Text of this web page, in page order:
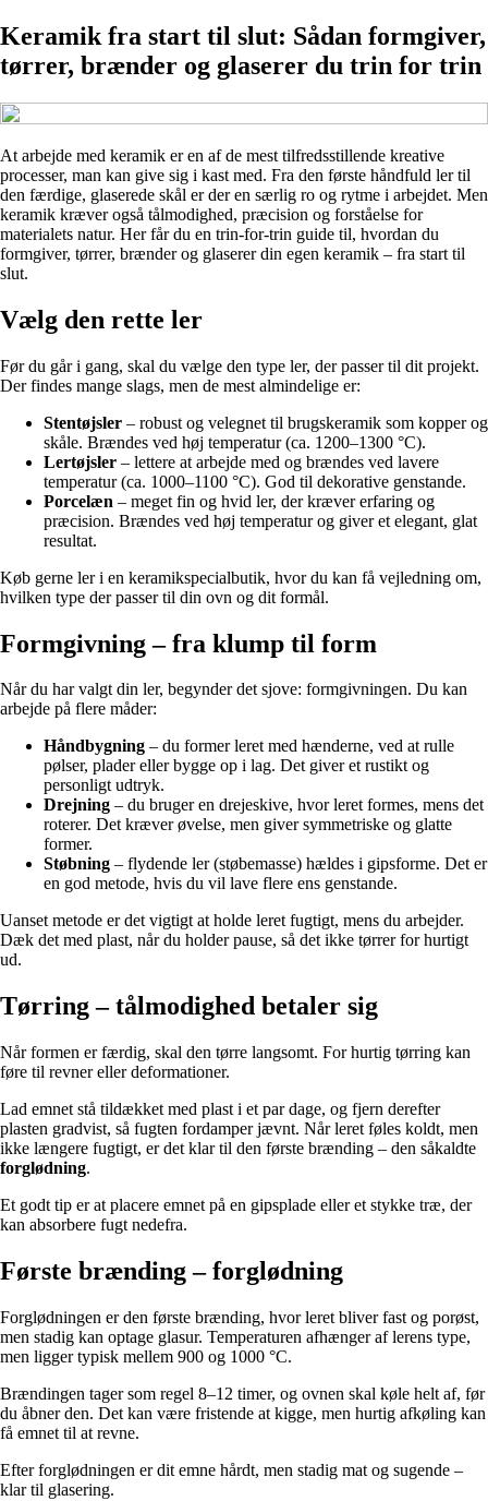
Keramik fra start til slut: Sådan formgiver,
tørrer, brænder og glaserer du trin for trin
At arbejde med keramik er en af de mest tilfredsstillende kreative
processer, man kan give sig i kast med. Fra den første håndfuld ler til
den færdige, glaserede skål er der en særlig ro og rytme i arbejdet. Men
keramik kræver også tålmodighed, præcision og forståelse for
materialets natur. Her får du en trin-for-trin guide til, hvordan du
formgiver, tørrer, brænder og glaserer din egen keramik – fra start til
slut.
Vælg den rette ler
Før du går i gang, skal du vælge den type ler, der passer til dit projekt.
Der findes mange slags, men de mest almindelige er:
Stentøjsler – robust og velegnet til brugskeramik som kopper og
skåle. Brændes ved høj temperatur (ca. 1200–1300 °C).
Lertøjsler – lettere at arbejde med og brændes ved lavere
temperatur (ca. 1000–1100 °C). God til dekorative genstande.
Porcelæn – meget fin og hvid ler, der kræver erfaring og
præcision. Brændes ved høj temperatur og giver et elegant, glat
resultat.
Køb gerne ler i en keramikspecialbutik, hvor du kan få vejledning om,
hvilken type der passer til din ovn og dit formål.
Formgivning – fra klump til form
Når du har valgt din ler, begynder det sjove: formgivningen. Du kan
arbejde på flere måder:
Håndbygning – du former leret med hænderne, ved at rulle
pølser, plader eller bygge op i lag. Det giver et rustikt og
personligt udtryk.
Drejning – du bruger en drejeskive, hvor leret formes, mens det
roterer. Det kræver øvelse, men giver symmetriske og glatte
former.
Støbning – flydende ler (støbemasse) hældes i gipsforme. Det er
en god metode, hvis du vil lave flere ens genstande.
Uanset metode er det vigtigt at holde leret fugtigt, mens du arbejder.
Dæk det med plast, når du holder pause, så det ikke tørrer for hurtigt
ud.
Tørring – tålmodighed betaler sig
Når formen er færdig, skal den tørre langsomt. For hurtig tørring kan
føre til revner eller deformationer.
Lad emnet stå tildækket med plast i et par dage, og fjern derefter
plasten gradvist, så fugten fordamper jævnt. Når leret føles koldt, men
ikke længere fugtigt, er det klar til den første brænding – den såkaldte
forglødning.
Et godt tip er at placere emnet på en gipsplade eller et stykke træ, der
kan absorbere fugt nedefra.
Første brænding – forglødning
Forglødningen er den første brænding, hvor leret bliver fast og porøst,
men stadig kan optage glasur. Temperaturen afhænger af lerens type,
men ligger typisk mellem 900 og 1000 °C.
Brændingen tager som regel 8–12 timer, og ovnen skal køle helt af, før
du åbner den. Det kan være fristende at kigge, men hurtig afkøling kan
få emnet til at revne.
Efter forglødningen er dit emne hårdt, men stadig mat og sugende –
klar til glasering.